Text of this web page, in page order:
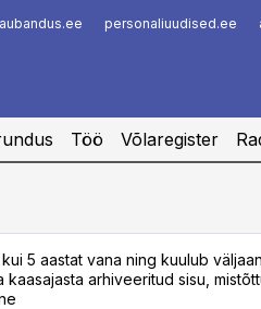
personaliuudised.ee
Töö Võlaregister
5 aastat vana ning kuulub
kaasajasta arhiveeritud sisu,